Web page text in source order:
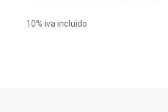
10% iva incluido